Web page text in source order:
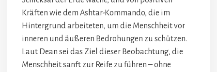
Kräften wie dem Ashtar-Kommando, die im
Hintergrund arbeiteten, um die Menschheit vor
inneren und äußeren Bedrohungen zu schützen.
Laut Dean sei das Ziel dieser Beobachtung, die
Menschheit sanft zur Reife zu führen – ohne